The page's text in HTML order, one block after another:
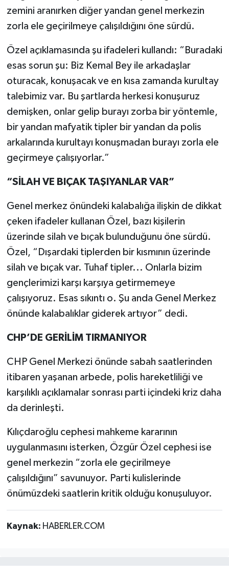
zemini aranırken diğer yandan genel merkezin
zorla ele geçirilmeye çalışıldığını öne sürdü.
Özel açıklamasında şu ifadeleri kullandı: “Buradaki
esas sorun şu: Biz Kemal Bey ile arkadaşlar
oturacak, konuşacak ve en kısa zamanda kurultay
talebimiz var. Bu şartlarda herkesi konuşuruz
demişken, onlar gelip burayı zorba bir yöntemle,
bir yandan mafyatik tipler bir yandan da polis
arkalarında kurultayı konuşmadan burayı zorla ele
geçirmeye çalışıyorlar.”
“SİLAH VE BIÇAK TAŞIYANLAR VAR”
Genel merkez önündeki kalabalığa ilişkin de dikkat
çeken ifadeler kullanan Özel, bazı kişilerin
üzerinde silah ve bıçak bulunduğunu öne sürdü.
Özel, “Dışardaki tiplerden bir kısmının üzerinde
silah ve bıçak var. Tuhaf tipler... Onlarla bizim
gençlerimizi karşı karşıya getirmemeye
çalışıyoruz. Esas sıkıntı o. Şu anda Genel Merkez
önünde kalabalıklar giderek artıyor” dedi.
CHP’DE GERİLİM TIRMANIYOR
CHP Genel Merkezi önünde sabah saatlerinden
itibaren yaşanan arbede, polis hareketliliği ve
karşılıklı açıklamalar sonrası parti içindeki kriz daha
da derinleşti.
Kılıçdaroğlu cephesi mahkeme kararının
uygulanmasını isterken, Özgür Özel cephesi ise
genel merkezin “zorla ele geçirilmeye
çalışıldığını” savunuyor. Parti kulislerinde
önümüzdeki saatlerin kritik olduğu konuşuluyor.
Kaynak: HABERLER.COM